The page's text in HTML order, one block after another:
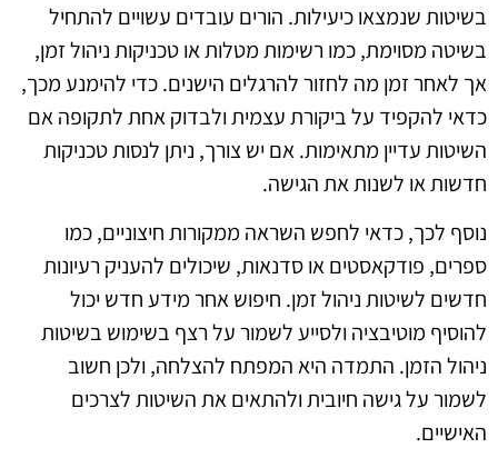
בשיטות שנמצאו כיעילות. הורים עובדים עשויים להתחיל
בשיטה מסוימת, כמו רשימות מטלות או טכניקות ניהול זמן,
אך לאחר זמן מה לחזור להרגלים הישנים. כדי להימנע מכך,
כדאי להקפיד על ביקורת עצמית ולבדוק אחת לתקופה אם
השיטות עדיין מתאימות. אם יש צורך, ניתן לנסות טכניקות
חדשות או לשנות את הגישה.
נוסף לכך, כדאי לחפש השראה ממקורות חיצוניים, כמו
ספרים, פודקאסטים או סדנאות, שיכולים להעניק רעיונות
חדשים לשיטות ניהול זמן. חיפוש אחר מידע חדש יכול
להוסיף מוטיבציה ולסייע לשמור על רצף בשימוש בשיטות
ניהול הזמן. התמדה היא המפתח להצלחה, ולכן חשוב
לשמור על גישה חיובית ולהתאים את השיטות לצרכים
האישיים.